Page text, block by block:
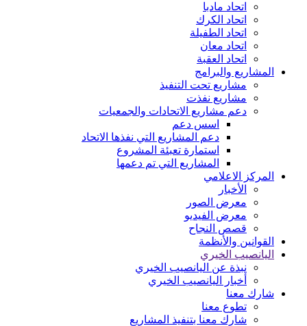
اتحاد مادبا
اتحاد الكرك
اتحاد الطفيلة
اتحاد معان
اتحاد العقبة
المشاريع والبرامج
مشاريع تحت التنفيذ
مشاريع نفذت
دعم مشاريع الاتحادات والجمعيات
اسس دعم
دعم المشاريع التي نفذها الاتحاد
استمارة تعبئة المشروع
المشاريع التي تم دعمها
المركز الاعلامي
الأخبار
معرض الصور
معرض الفيديو
قصص النجاح
القوانين والأنظمة
اليانصيب الخيري
نبذة عن اليانصيب الخيري
أخبار اليانصيب الخيري
شارك معنا
تطوع معنا
شارك معنا بتنفيذ المشاريع